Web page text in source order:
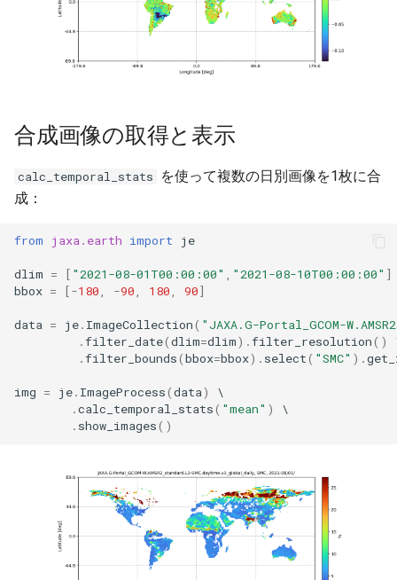
合成画像の取得と表示
calc_temporal_stats
を使って複数の日別画像を1枚に合
成：
from jaxa.earth import je
dlim = [ "2021-08-01T00:00:00" , "2021-08-10T00:00:00" ]
bbox = [-180, -90, 180, 90]
data = je. ImageCollection( "JAXA.G-Portal_GCOM-
.filter_date(dlim=dlim) .filter_resolution()
.filter_bounds(bbox=bbox) . select( "SMC" ) .
img = je. ImageProcess(data)
.calc_temporal_stats( "mean" )
. show_images()